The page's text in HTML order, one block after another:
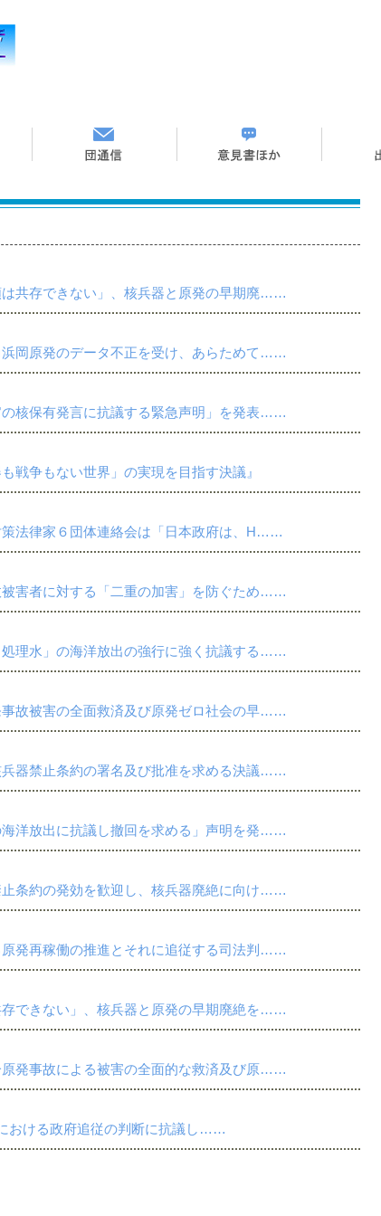
は共存できない」、核兵器と原発の早期廃……
浜岡原発のデータ不正を受け、あらためて……
の核保有発言に抗議する緊急声明」を発表……
戦争もない世界」の実現を目指す決議』
策法律家６団体連絡会は「日本政府は、H……
被害者に対する「二重の加害」を防ぐため……
処理水」の海洋放出の強行に強く抗議する……
事故被害の全面救済及び原発ゼロ社会の早……
兵器禁止条約の署名及び批准を求める決議……
海洋放出に抗議し撤回を求める」声明を発……
止条約の発効を歓迎し、核兵器廃絶に向け……
発再稼働の推進とそれに追従する司法判……
できない」、核兵器と原発の早期廃絶を……
原発事故による被害の全面的な救済及び原……
おける政府追従の判断に抗議し……